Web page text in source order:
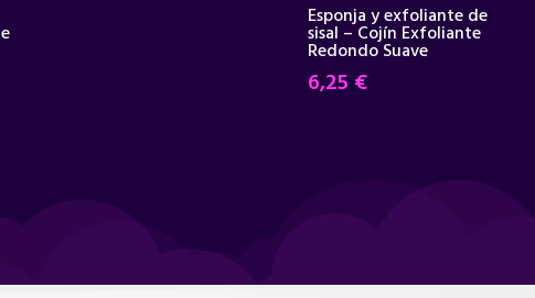
Esponja y exfoliante de
sisal – Cojín Exfoliante
Redondo Suave
6,25 €